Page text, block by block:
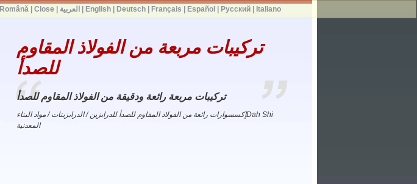
تركيبات مربعة من الفولاذ المقاوم
للصدأ
تركيبات مربعة رائعة ودقيقة من الفولاذ المقاوم للصدأ
Dah Shiإكسسوارات رائعة من الفولاذ المقاوم للصدأ للدرابزين / الدرابزينات / مواد البناء
المعدنية
English| Deutsch| Français Español Русский| Italiano العربية Română| Close